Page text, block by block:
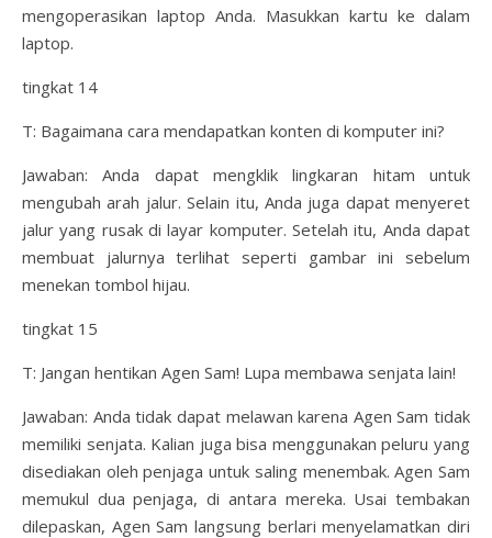
mengoperasikan laptop Anda. Masukkan kartu ke dalam
laptop.
tingkat 14
T: Bagaimana cara mendapatkan konten di komputer ini?
Jawaban: Anda dapat mengklik lingkaran hitam untuk
mengubah arah jalur. Selain itu, Anda juga dapat menyeret
jalur yang rusak di layar komputer. Setelah itu, Anda dapat
membuat jalurnya terlihat seperti gambar ini sebelum
menekan tombol hijau.
tingkat 15
T: Jangan hentikan Agen Sam! Lupa membawa senjata lain!
Jawaban: Anda tidak dapat melawan karena Agen Sam tidak
memiliki senjata. Kalian juga bisa menggunakan peluru yang
disediakan oleh penjaga untuk saling menembak. Agen Sam
memukul dua penjaga, di antara mereka. Usai tembakan
dilepaskan, Agen Sam langsung berlari menyelamatkan diri